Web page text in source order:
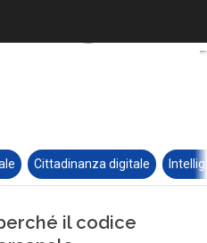
Cittadinanza digitale
il codice